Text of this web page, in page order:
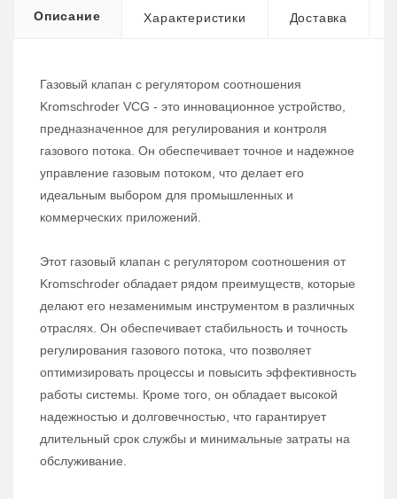
Описание Характеристики Доставка
Газовый клапан с регулятором соотношения
Kromschroder VCG - это инновационное устройство,
предназначенное для регулирования и контроля
газового потока. Он обеспечивает точное и надежное
управление газовым потоком, что делает его
идеальным выбором для промышленных и
коммерческих приложений.
Этот газовый клапан с регулятором соотношения от
Kromschroder обладает рядом преимуществ, которые
делают его незаменимым инструментом в различных
отраслях. Он обеспечивает стабильность и точность
регулирования газового потока, что позволяет
оптимизировать процессы и повысить эффективность
работы системы. Кроме того, он обладает высокой
надежностью и долговечностью, что гарантирует
длительный срок службы и минимальные затраты на
обслуживание.